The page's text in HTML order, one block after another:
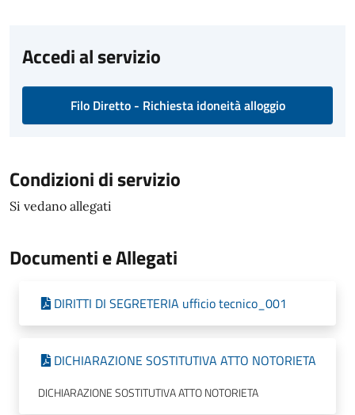
Accedi al servizio
Filo Diretto - Richiesta idoneità alloggio
Condizioni di servizio
Si vedano allegati
Documenti e Allegati
DIRITTI DI SEGRETERIA ufficio tecnico_001
DICHIARAZIONE SOSTITUTIVA ATTO NOTORIETA
DICHIARAZIONE SOSTITUTIVA ATTO NOTORIETA